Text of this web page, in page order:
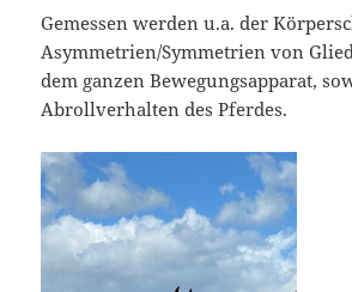
Gemessen werden u.a. der
Asymmetrien/Symmetrien von
dem ganzen Bewegungsapparat,
Abrollverhalten des Pferdes.